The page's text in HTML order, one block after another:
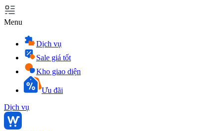
Menu
Dịch vụ
Sale giá tốt
Kho giao diện
Ưu đãi
Dịch vụ